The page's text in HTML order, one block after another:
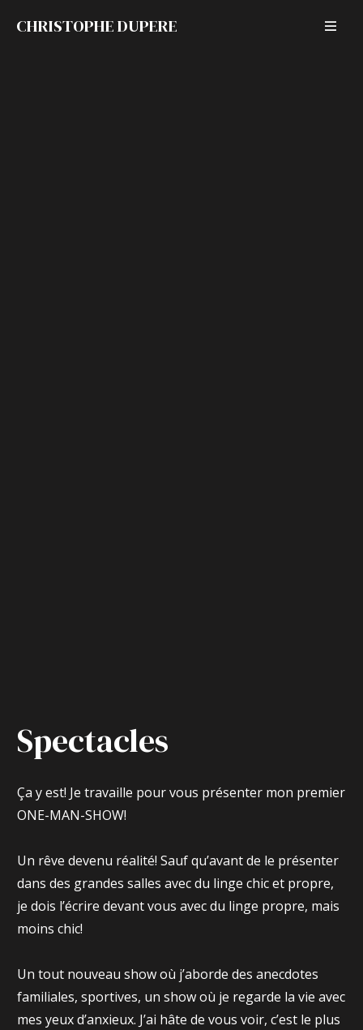
CHRISTOPHE DUPERE
Spectacles
Ça y est! Je travaille pour vous présenter mon premier
ONE-MAN-SHOW!
Un rêve devenu réalité! Sauf qu’avant de le présenter
dans des grandes salles avec du linge chic et propre,
je dois l’écrire devant vous avec du linge propre, mais
moins chic!
Un tout nouveau show où j’aborde des anecdotes
familiales, sportives, un show où je regarde la vie avec
mes yeux d’anxieux. J’ai hâte de vous voir, c’est le plus